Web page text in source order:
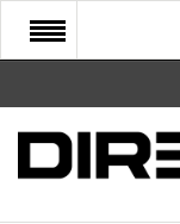
START
COMUNITATE